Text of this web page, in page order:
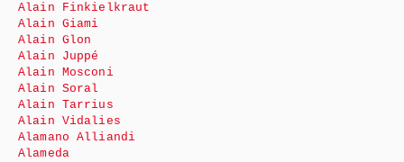
Alain Finkielkraut
Alain Giami
Alain Glon
Alain Juppé
Alain Mosconi
Alain Soral
Alain Tarrius
Alain Vidalies
Alamano Alliandi
Alameda